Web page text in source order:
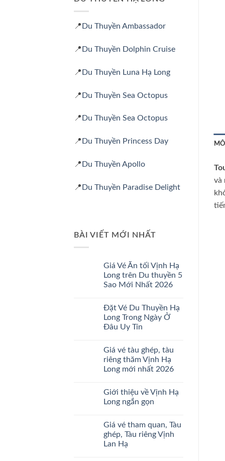
📍 Du Thuyền Ambassador
📍 Du Thuyền Dolphin Cruise
📍 Du Thuyền Luna Hạ Long
📍Du Thuyền Sea Octopus
📍 Du Thuyền Sea Octopus
📍 Du Thuyền Princess Day
📍 Du Thuyền Apollo
📍 Du Thuyền Paradise Delight
BÀI VIẾT MỚI NHẤT
Giá Vé Ăn tối Vịnh Hạ
Long trên Du thuyền 5
Sao Mới Nhất 2026
bình
luận
ở
Giá
tối
Vịnh
Hạ
Long
trên
5
Sao
Mới
Đặt Vé Du Thuyền Hạ
Long Trong Ngày Ở
Đâu Uy Tín
bình
luận
ở
Đặt
Thuyền
Hạ
Long
Ở
Đâu
Uy
Tín
Giá vé tàu ghép, tàu
riêng thăm Vịnh Hạ
Long mới nhất 2026
bình
luận
ở
tàu
ghép,
tàu
riêng
Giới thiệu về Vịnh Hạ
Long ngắn gọn
bình
luận
ở
Giới
Giá vé tham quan, Tàu
ghép, Tàu riêng Vịnh
Lan Hạ
và